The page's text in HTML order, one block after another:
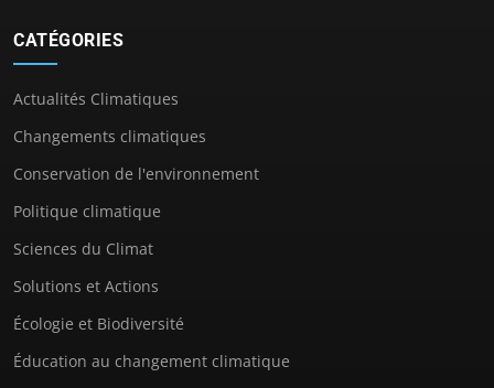
CATÉGORIES
Actualités Climatiques
Changements climatiques
Conservation de l'environnement
Politique climatique
Sciences du Climat
Solutions et Actions
Écologie et Biodiversité
Éducation au changement climatique